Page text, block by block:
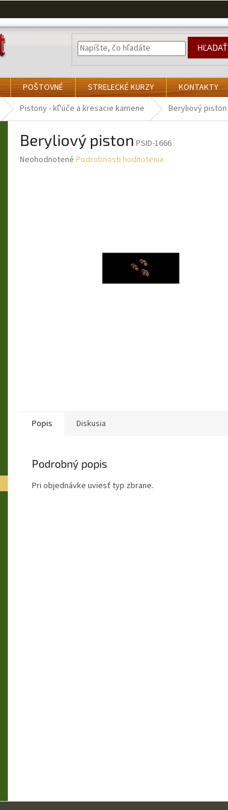
HĽADAŤ
POŠTOVNÉ STRELECKÉ KURZY KONTAKTY
Pistony - kľ'úče a kresacie kamene Beryliový piston
Beryliový piston PSID-1666
Priemerné
Neohodnotené Podrobnosti hodnotenia
Popis Diskusia
Podrobný popis
Pri objednávke uviesť typ zbrane.